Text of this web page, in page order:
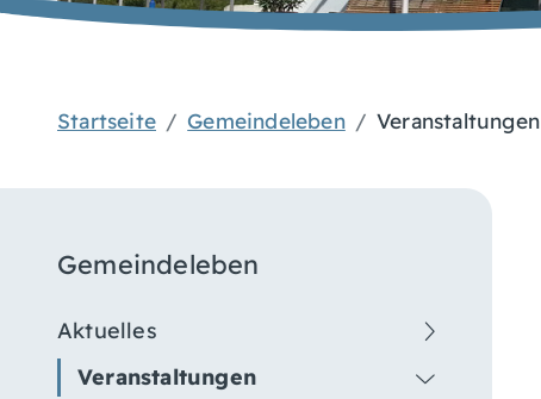
Startseite Gemeindeleben Veranstaltungen
Gemeindeleben
Aktuelles
Veranstaltungen